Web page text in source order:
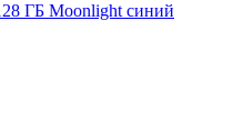
ГБ Moonlight синий